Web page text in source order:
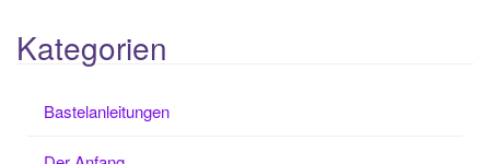
Kategorien
Bastelanleitungen